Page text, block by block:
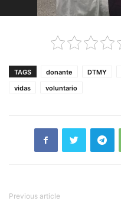
TAGS donante DTMY
vidas
voluntario
Previous article